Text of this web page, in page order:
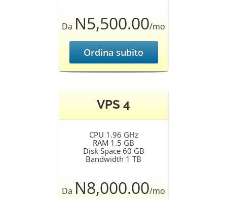
Da N5,500.00/mo
Ordina subito
VPS 4
CPU 1.96 GHz
RAM 1.5 GB
Disk Space 60 GB
Bandwidth 1 TB
Da N8,000.00/mo